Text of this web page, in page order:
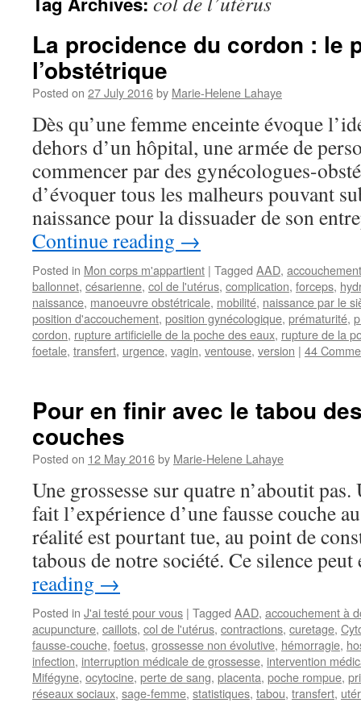
La procidence du cordon : le
l’obstétrique
Posted on 27 July 2016by Marie-Helene Lahaye
Dès qu’une femme enceinte évoque
dehors d’un hôpital, une armée de
commencer par des gynécologues-
d’évoquer tous les malheurs pouvant
naissance pour la dissuader de son
Continue reading →
Posted in Mon corps m'appartient | Tagged AAD, accouchement
ballonnet, césarienne, col de l'utérus, complication, forceps,
naissance, manoeuvre obstétricale, mobilité, naissance par le
position d'accouchement, position gynécologique, prématurité,
cordon, rupture artificielle de la poche des eaux, rupture de la
foetale, transfert, urgence, vagin, ventouse, version | 44
Pour en finir avec le tabou
couches
Posted on 12 May 2016by Marie-Helene Lahaye
Une grossesse sur quatre n’aboutit
fait l’expérience d’une fausse couche
réalité est pourtant tue, au point de
tabous de notre société. Ce silence
reading →
Posted in J'ai testé pour vous | Tagged AAD, accouchement à
acupuncture, caillots, col de l'utérus, contractions, curetage,
fausse-couche, foetus, grossesse non évolutive, hémorragie,
infection, interruption médicale de grossesse, intervention
Mifégyne, ocytocine, perte de sang, placenta, poche rompue,
réseaux sociaux, sage-femme, statistiques, tabou, transfert,